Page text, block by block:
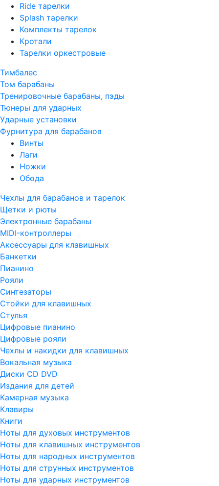
Ride тарелки
Splash тарелки
Комплекты тарелок
Кротали
Тарелки оркестровые
Тимбалес
Том барабаны
Тренировочные барабаны, пэды
Тюнеры для ударных
Ударные установки
Фурнитура для барабанов
Винты
Лаги
Ножки
Обода
Чехлы для барабанов и тарелок
Щетки и рюты
Электронные барабаны
MIDI-контроллеры
Аксессуары для клавишных
Банкетки
Пианино
Рояли
Синтезаторы
Стойки для клавишных
Стулья
Цифровые пианино
Цифровые рояли
Чехлы и накидки для клавишных
Вокальная музыка
Диски CD DVD
Издания для детей
Камерная музыка
Клавиры
Книги
Ноты для духовых инструментов
Ноты для клавишных инструментов
Ноты для народных инструментов
Ноты для струнных инструментов
Ноты для ударных инструментов